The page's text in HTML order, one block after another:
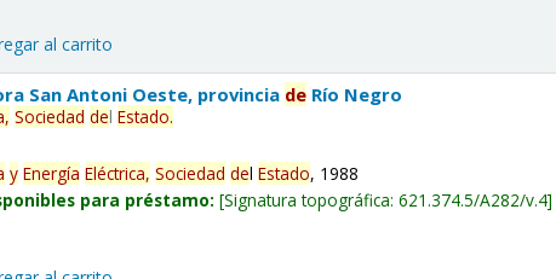
al carrito
San Antoni Oeste, provincia de Río Negro
Sociedad delEstado.
y Energía Eléctrica, Sociedad delEstado, 1988
para préstamo: Signatura topográfica:621.374.5/A282/v.4